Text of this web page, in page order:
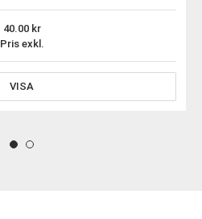
Pris exkl.
40.00
VISA